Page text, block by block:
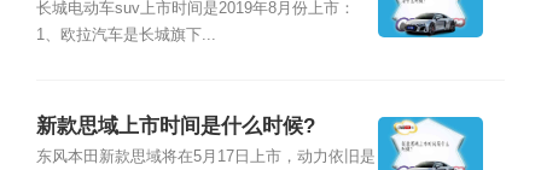
长城电动车suv上市时间是2019年8月份上市：
1、欧拉汽车是长城旗下...
新款思域上市时间是什么时候?
东风本田新款思域将在5月17日上市，动力依旧是